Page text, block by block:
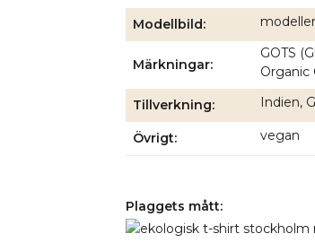
Modellbild
Märkningar
GOTS
Organic
Tillverkning Indien,
Övrigt vegan
Plaggets mått: